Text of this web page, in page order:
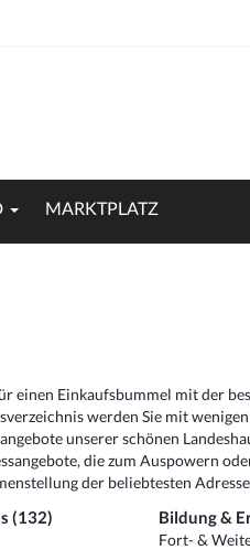
MARKTPLATZ
einen Einkaufsbummel mit der
werden Sie mit
unserer schönen
die zum Auspowern
der beliebtesten
(132) Bildung &
Fort- &